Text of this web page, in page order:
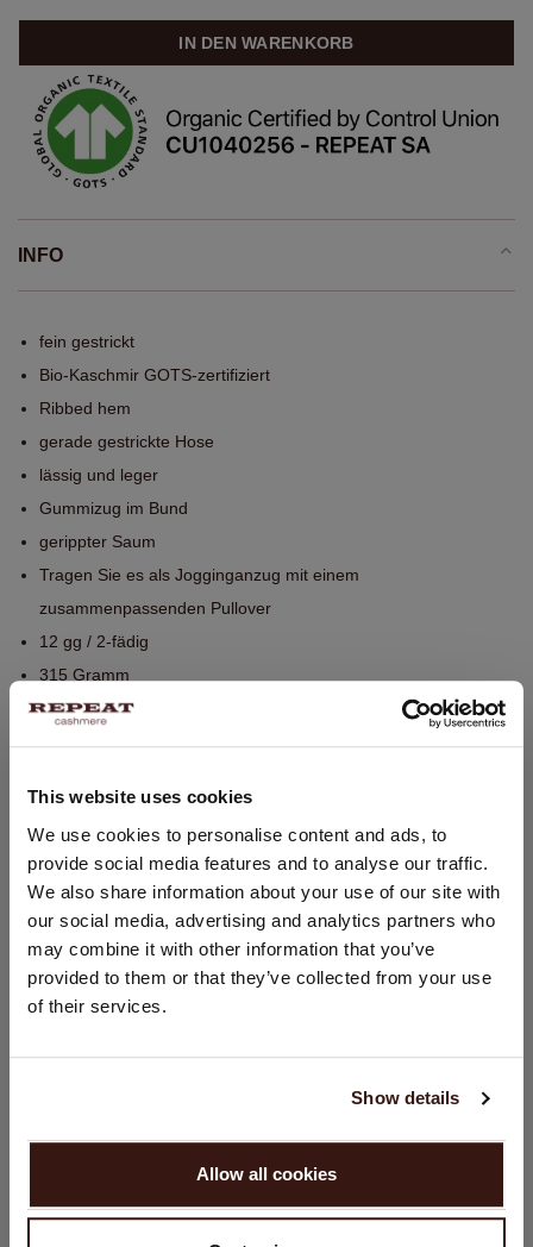
This website uses cookies
We use cookies to personalise content and ads, to
provide social media features and to analyse our traffic.
We also share information about your use of our site with
our social media, advertising and analytics partners who
may combine it with other information that you’ve
provided to them or that they’ve collected from your use
of their services.
Show details
Allow all cookies
IN DEN WARENKORB
INFO
fein gestrickt
Bio-Kaschmir GOTS-zertifiziert
Ribbed hem
gerade gestrickte Hose
lässig und leger
Gummizug im Bund
gerippter Saum
Tragen Sie es als Jogginganzug mit einem
zusammenpassenden Pullover
12 gg / 2-fädig
315 Gramm
Handwäsche, chemische Reinigung möglich
100% Bio-Kaschmir
GRÖSSE & SCHNITT
PFLEGEHINWEISE
VERSAND & RÜCKGABE
DAS KÖNNTE IHNEN AUCH GEFALLEN
STANDORT ÄNDERN
Sie besuchen Repeat cashmere von Niederlande (€) aus.
Möchten Sie Ihre Standort aktualisieren?
Vereinigte Staaten ($)
WEITER